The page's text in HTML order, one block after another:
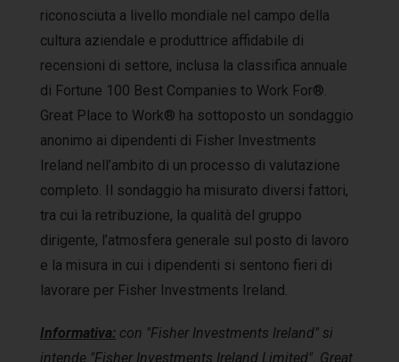
riconosciuta a livello mondiale nel campo della
cultura aziendale e produttrice affidabile di
recensioni di settore, inclusa la classifica annuale
di Fortune 100 Best Companies to Work For®.
Great Place to Work® ha sottoposto un sondaggio
anonimo ai dipendenti di Fisher Investments
Ireland nell’ambito di un processo di valutazione
completo. Il sondaggio ha misurato diversi fattori,
tra cui la retribuzione, la qualità del gruppo
dirigente, l’atmosfera generale sul posto di lavoro
e la misura in cui i dipendenti si sentono fieri di
lavorare per Fisher Investments Ireland.
Informativa: con "Fisher Investments Ireland" si
intende "Fisher Investments Ireland Limited". Great